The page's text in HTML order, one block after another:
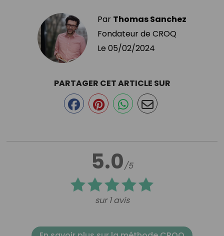
Par Thomas Sanchez
Fondateur de CROQ
Le 05/02/2024
5.0/5
sur 1 avis
PARTAGER CET ARTICLE SUR